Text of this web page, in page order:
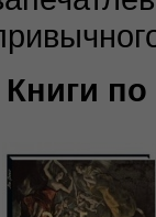
Книги